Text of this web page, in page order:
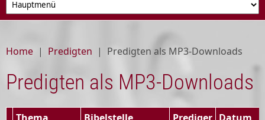
Home | Predigten | Predigten als MP3-Downloads
Predigten als MP3-Downloads